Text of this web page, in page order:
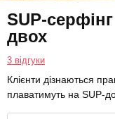
SUP-
двох
3 відгуки
Клієнти дізнаються
плаватимуть на SUP-